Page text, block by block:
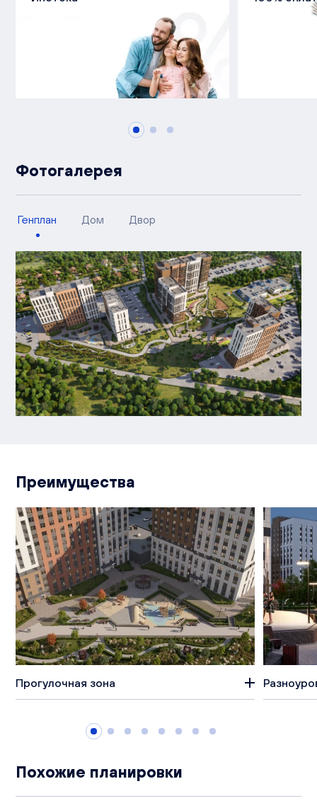
Фотогалерея
Генплан Дом Двор
Преимущества
Прогулочная зона
Похожие планировки